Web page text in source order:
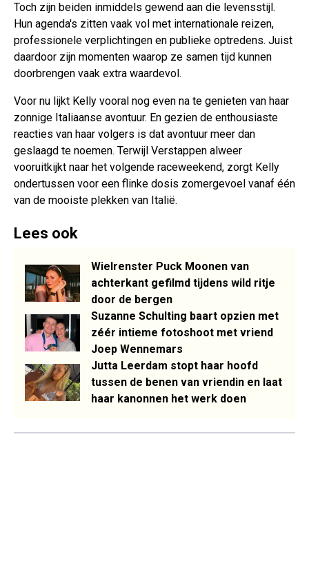
Toch zijn beiden inmiddels gewend aan die levensstijl.
Hun agenda's zitten vaak vol met internationale reizen,
professionele verplichtingen en publieke optredens. Juist
daardoor zijn momenten waarop ze samen tijd kunnen
doorbrengen vaak extra waardevol.
Voor nu lijkt Kelly vooral nog even na te genieten van haar
zonnige Italiaanse avontuur. En gezien de enthousiaste
reacties van haar volgers is dat avontuur meer dan
geslaagd te noemen. Terwijl Verstappen alweer
vooruitkijkt naar het volgende raceweekend, zorgt Kelly
ondertussen voor een flinke dosis zomergevoel vanaf één
van de mooiste plekken van Italië.
Lees ook
Wielrenster Puck Moonen van
achterkant gefilmd tijdens wild ritje
door de bergen
Suzanne Schulting baart opzien met
zéér intieme fotoshoot met vriend
Joep Wennemars
Jutta Leerdam stopt haar hoofd
tussen de benen van vriendin en laat
haar kanonnen het werk doen